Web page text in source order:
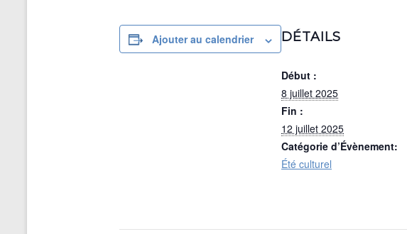
Ajouter au calendrier DÉTAILS
Début :
8 juillet 2025
Fin :
12 juillet 2025
Catégorie d’Évènement:
Été culturel